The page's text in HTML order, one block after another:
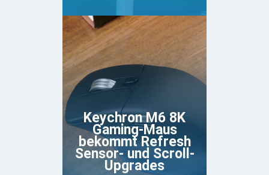
Keychron M6 8K
Gaming-Maus
bekommt Refresh
Sensor- und Scroll-
Upgrades